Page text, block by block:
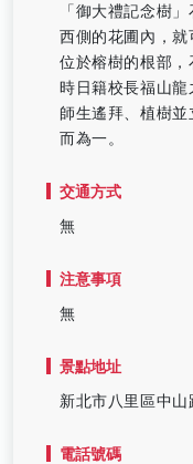
「御大禮記念樹
西側的花圃內，
位於榕樹的根部
時日籍校長福山
師生遙拜、植樹
而為一。
交通方式
無
注意事項
無
景點地址
新北市八里區中
電話號碼